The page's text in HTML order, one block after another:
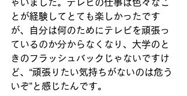
ゃいました。テレビの仕事は色々なこ
とが経験してとても楽しかったです
が、自分は何のためにテレビを頑張っ
ているのか分からなくなり、大学のと
きのフラッシュバックじゃないですけ
ど、“頑張りたい気持ちがないのは危う
いぞ”と感じたんです。